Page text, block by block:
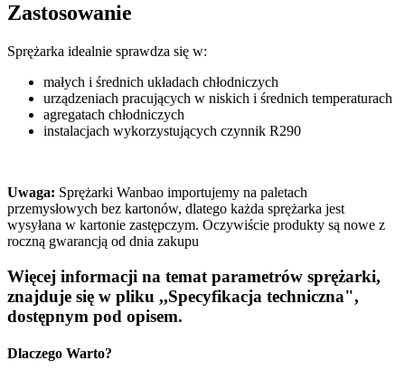
Zastosowanie
Sprężarka idealnie sprawdza się w:
małych i średnich układach chłodniczych
urządzeniach pracujących w niskich i średnich temperaturach
agregatach chłodniczych
instalacjach wykorzystujących czynnik R290
Uwaga: Sprężarki Wanbao importujemy na paletach
przemysłowych bez kartonów, dlatego każda sprężarka jest
wysyłana w kartonie zastępczym. Oczywiście produkty są nowe z
roczną gwarancją od dnia zakupu
Więcej informacji na temat parametrów sprężarki,
znajduje się w pliku ,,Specyfikacja techniczna",
dostępnym pod opisem.
Dlaczego Warto?